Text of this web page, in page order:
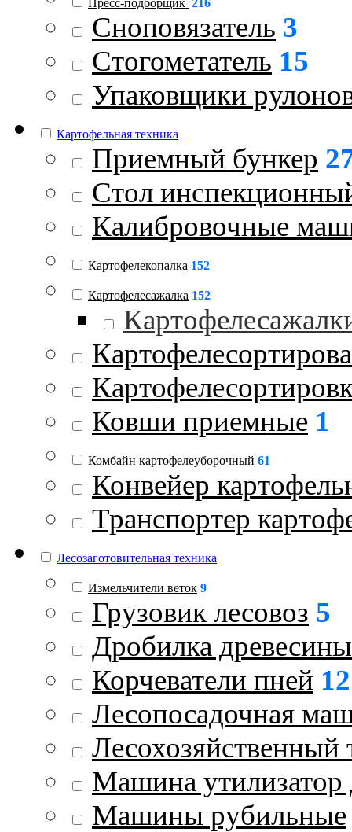
Сноповязатель 3
Стогометатель 15
Упаковщики
Картофельная техника
Приемный бункер
Стол
Калибровочные
Картофелекопалка 152
Картофелесажалка 152
Ковши приемные 1
Комбайн картофелеуборочный 61
Конвейер
Транспортер
Лесозаготовительная техника
Измельчители веток 9
Грузовик лесовоз 5
Дробилка древесины
Корчеватели пней 12
Лесопосадочная
Лесохозяйственный
Машина утилизатор
Машины рубильные